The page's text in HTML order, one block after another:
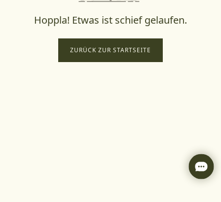
Hoppla! Etwas ist schief gelaufen.
ZURÜCK ZUR STARTSEITE